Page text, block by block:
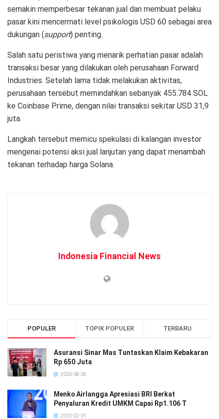
semakin memperbesar tekanan jual dan membuat pelaku
pasar kini mencermati level psikologis USD 60 sebagai area
dukungan (support) penting.
Salah satu peristiwa yang menarik perhatian pasar adalah
transaksi besar yang dilakukan oleh perusahaan Forward
Industries. Setelah lama tidak melakukan aktivitas,
perusahaan tersebut memindahkan sebanyak 455.784 SOL
ke Coinbase Prime, dengan nilai transaksi sekitar USD 31,9
juta.
Langkah tersebut memicu spekulasi di kalangan investor
mengenai potensi aksi jual lanjutan yang dapat menambah
tekanan terhadap harga Solana.
Indonesia Financial News
POPULER TOPIK POPULER TERBARU
Asuransi Sinar Mas Tuntaskan Klaim Kebakaran
Rp 650 Juta
2026-08-05
Menko Airlangga Apresiasi BRI Berkat
Penyaluran Kredit UMKM Capai Rp1.106 T
2025-02-01